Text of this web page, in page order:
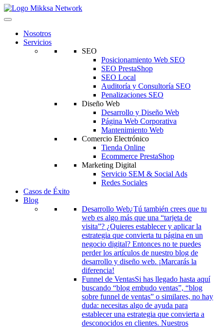
Nosotros
Servicios
SEO
Posicionamiento Web SEO
SEO PrestaShop
SEO Local
Auditoría y Consultoría SEO
Penalizaciones SEO
Diseño Web
Desarrollo y Diseño Web
Página Web Corporativa
Mantenimiento Web
Comercio Electrónico
Tienda Online
Ecommerce PrestaShop
Marketing Digital
Servicio SEM & Social Ads
Redes Sociales
Casos de Éxito
Blog
Desarrollo Web¿Tú también crees que tu
web es algo más que una “tarjeta de
visita”? ¿Quieres establecer y aplicar la
estrategia que convierta tu página en un
negocio digital? Entonces no te puedes
perder los artículos de nuestro blog de
desarrollo y diseño web. ¡Marcarás la
diferencia!
Funnel de VentasSi has llegado hasta aquí
buscando “blog embudo ventas”, “blog
sobre funnel de ventas” o similares, no hay
duda: necesitas algo de ayuda para
establecer una estrategia que convierta a
desconocidos en clientes. Nuestros